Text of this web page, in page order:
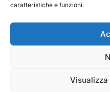
caratteristiche e funzioni.
Copyright © 2026 —
Rights